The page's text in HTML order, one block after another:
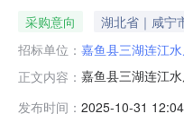
采购意向 湖北省｜咸宁
招标单位： 嘉鱼县三湖连江
正文内容： 嘉鱼县三湖连江
鱼县官桥镇舒桥
发布时间： 2025-10-31 12:04